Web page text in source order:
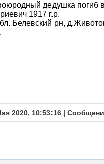
дедушка погиб
1917 г.р.
Белевский рн,
2020, 10:53:16 |